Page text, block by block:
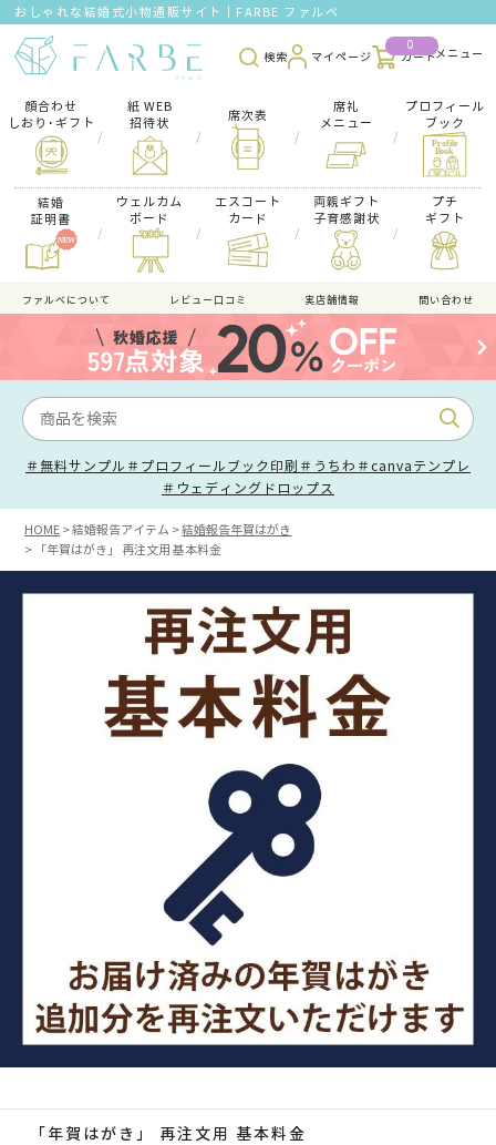
おしゃれな結婚式小物通販サイト｜FARBE ファルベ
検索 マイページ
0
カート
顔合わせ
しおり･ギフト
/
紙 WEB
招待状
/
席次表
/
席礼
メニュー
/
プロフィール
ブック
結婚
証明書
/
ウェルカム
ボード
/
エスコート
カード
/
両親ギフト
子育感謝状
/
プチ
ギフト
ファルべについて レビュー口コミ 実店舗情報 問い合わせ
＃無料サンプル ＃プロフィールブック印刷 ＃うちわ ＃canvaテンプレ
＃ウェディングドロップス
HOME 結婚報告アイテム
結婚報告年賀はがき
「年賀はがき」 再注文用 基本料金
「年賀はがき」 再注文用 基本料金